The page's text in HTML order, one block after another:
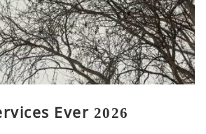
Ever 2026